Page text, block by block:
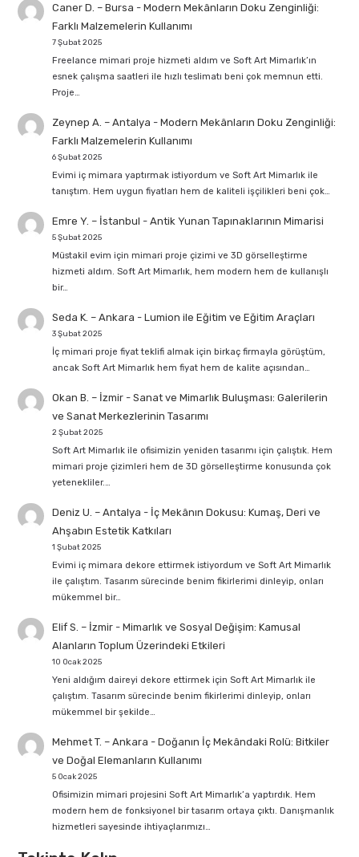
Caner D. – Bursa - Modern Mekânların Doku Zenginliği:
Farklı Malzemelerin Kullanımı
7 Şubat 2025
Freelance mimari proje hizmeti aldım ve Soft Art Mimarlık’ın
esnek çalışma saatleri ile hızlı teslimatı beni çok memnun etti.
Proje…
Zeynep A. – Antalya - Modern Mekânların Doku Zenginliği:
Farklı Malzemelerin Kullanımı
6 Şubat 2025
Evimi iç mimara yaptırmak istiyordum ve Soft Art Mimarlık ile
tanıştım. Hem uygun fiyatları hem de kaliteli işçilikleri beni çok…
Emre Y. – İstanbul - Antik Yunan Tapınaklarının Mimarisi
5 Şubat 2025
Müstakil evim için mimari proje çizimi ve 3D görselleştirme
hizmeti aldım. Soft Art Mimarlık, hem modern hem de kullanışlı
bir…
Seda K. – Ankara - Lumion ile Eğitim ve Eğitim Araçları
3 Şubat 2025
İç mimari proje fiyat teklifi almak için birkaç firmayla görüştüm,
ancak Soft Art Mimarlık hem fiyat hem de kalite açısından…
Okan B. – İzmir- Sanat ve Mimarlık Buluşması: Galerilerin
ve Sanat Merkezlerinin Tasarımı
2 Şubat 2025
Soft Art Mimarlık ile ofisimizin yeniden tasarımı için çalıştık. Hem
mimari proje çizimleri hem de 3D görselleştirme konusunda çok
yetenekliler.…
Deniz U. – Antalya - İç Mekânın Dokusu: Kumaş, Deri ve
Ahşabın Estetik Katkıları
1 Şubat 2025
Evimi iç mimara dekore ettirmek istiyordum ve Soft Art Mimarlık
ile çalıştım. Tasarım sürecinde benim fikirlerimi dinleyip, onları
mükemmel bir…
Elif S. – İzmir- Mimarlık ve Sosyal Değişim: Kamusal
Alanların Toplum Üzerindeki Etkileri
10 Ocak 2025
Yeni aldığım daireyi dekore ettirmek için Soft Art Mimarlık ile
çalıştım. Tasarım sürecinde benim fikirlerimi dinleyip, onları
mükemmel bir şekilde…
Mehmet T. – Ankara - Doğanın İç Mekândaki Rolü: Bitkiler
ve Doğal Elemanların Kullanımı
5 Ocak 2025
Ofisimizin mimari projesini Soft Art Mimarlık’a yaptırdık. Hem
modern hem de fonksiyonel bir tasarım ortaya çıktı. Danışmanlık
hizmetleri sayesinde ihtiyaçlarımızı…